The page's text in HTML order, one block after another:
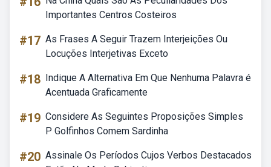
Importantes Centros Costeiros
#17 As Frases A Seguir Trazem Interjeições Ou
Locuções Interjetivas Exceto
#18 Indique A Alternativa Em Que Nenhuma Palavra é
Acentuada Graficamente
#19 Considere As Seguintes Proposições Simples
P Golfinhos Comem Sardinha
#20 Assinale Os Períodos Cujos Verbos Destacados